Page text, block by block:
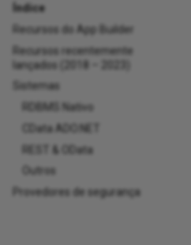
Índice
Recursos do App Builder
Recursos recentemente
lançados (2018 – 2023)
Sistemas
RDBMS Nativo
CData ADO.NET
REST & OData
Outros
Provedores de segurança